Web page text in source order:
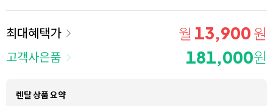
최대혜택가 월 13,900 원
고객사은품 181,000원
렌탈 상품 요약